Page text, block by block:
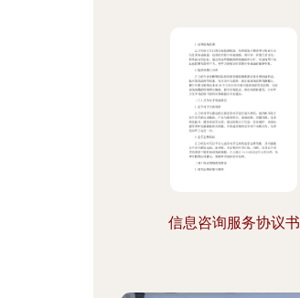
信息咨询服务协议书